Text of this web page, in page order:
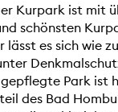
Kurpark ist mit
schönsten
lässt es sich wie
Park ist
des Bad